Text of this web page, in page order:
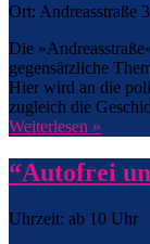
Ort: Andreasstraße
Die
gegensätzliche
Hier wird an die
zugleich die
Weiterlesen »
“Autofrei
Uhrzeit: ab 10 Uhr